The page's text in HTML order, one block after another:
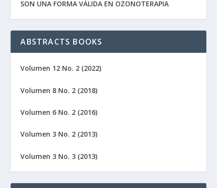
SON UNA FORMA VÁLIDA EN OZONOTERAPIA
ABSTRACTS BOOKS
Volumen 12 No. 2 (2022)
Volumen 8 No. 2 (2018)
Volumen 6 No. 2 (2016)
Volumen 3 No. 2 (2013)
Volumen 3 No. 3 (2013)